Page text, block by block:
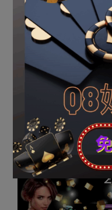
09-
02
Previous Post:
她「
年夜海，八七歲才果
鄉！
Next Post:六類死患
望無你嗎？
Q8娛